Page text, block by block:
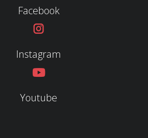
Facebook
Instagram
Youtube